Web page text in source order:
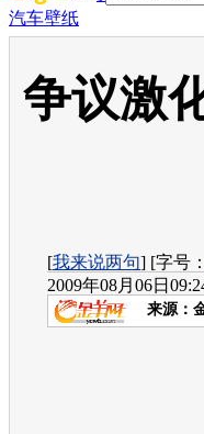
汽车壁纸
争议激
[我来说两句] [字号：
2009年08月06日
来源：